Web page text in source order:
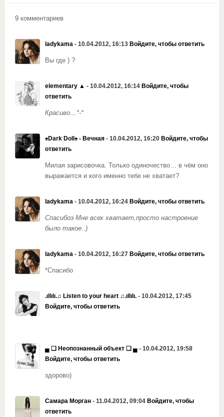
9 комментариев
ladykama - 10.04.2012, 16:13 Войдите, чтобы ответить
Вы где ) ?
elementary ▲ - 10.04.2012, 16:14 Войдите, чтобы
ответить
Красиво…*-*
♠Dark Doll♠ - Вечная - 10.04.2012, 16:20 Войдите, чтобы
ответить
Милая зарисовочка. Только одиночество… в чём оно
выражается и кого именно тебе не хватает?
ladykama - 10.04.2012, 16:24 Войдите, чтобы ответить
Спасибоэ Мне всех хватает,просто настроение
было такое..)
ladykama - 10.04.2012, 16:27 Войдите, чтобы ответить
*Спасибо
.ιllιlι.♫ Listen to your heart ♫.ιllιlι. - 10.04.2012, 17:45
Войдите, чтобы ответить
▄ ❏ Неопознанный объект ❏ ▄ - 10.04.2012, 19:58
Войдите, чтобы ответить
здорово)
Самара Морган - 11.04.2012, 09:04 Войдите, чтобы
ответить